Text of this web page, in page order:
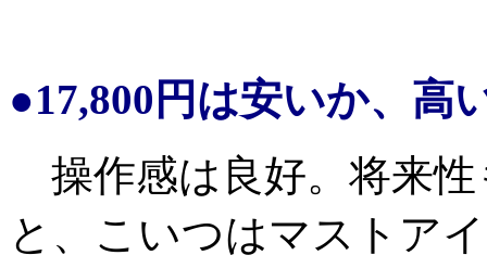
●17,800円は安いか、高
操作感は良好。将来
と、こいつはマストア